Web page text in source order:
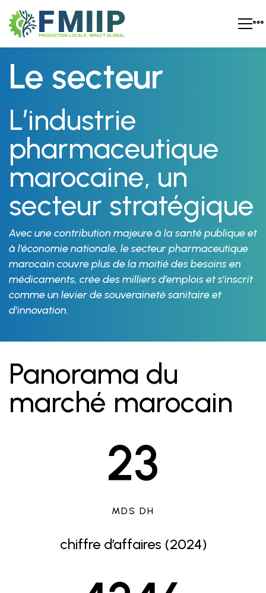
Le
secteur
Le secteur
L’industrie
pharmaceutique
marocaine, un
secteur stratégique
Avec une contribution majeure à la santé publique et
à l’économie nationale, le secteur pharmaceutique
marocain couvre plus de la moitié des besoins en
médicaments, crée des milliers d’emplois et s’inscrit
comme un levier de souveraineté sanitaire et
d’innovation.
Panorama du
marché marocain
23
MDS DH
chiffre d’affaires (2024)